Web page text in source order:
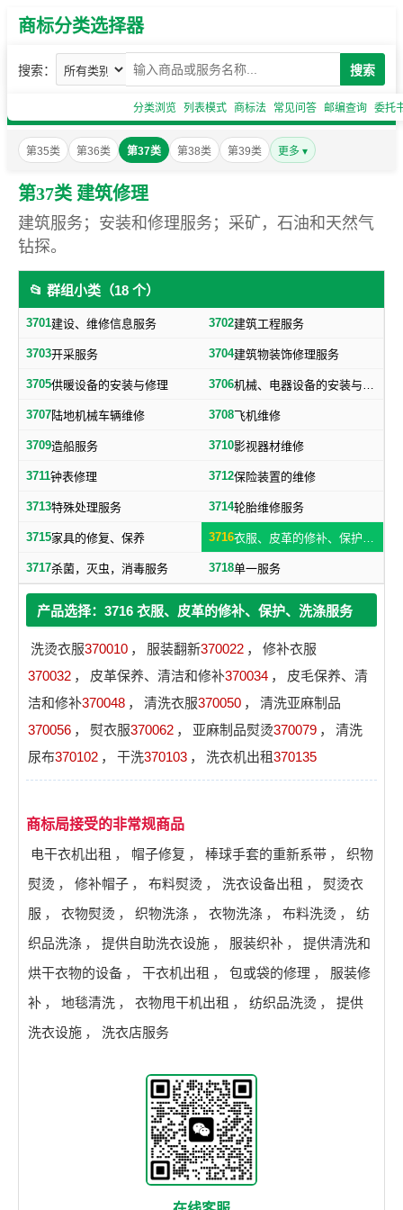
商标分类选择器
搜索： 搜索
分类浏览 列表模式 商标法 常见问答 邮编查询 委托
第35类 第36类 第37类 第38类 第39类 更多 ▾
第37类 建筑修理
建筑服务；安装和修理服务；采矿，石油和天然气
钻探。
📂 群组小类（18 个）
3701建设、维修信息服务 3702建筑工程服务
3703开采服务 3704建筑物装饰修理服务
3705供暖设备的安装与修理 3706 机械、电器设备的安装与修理
3707陆地机械车辆维修 3708飞机维修
3709造船服务 3710影视器材维修
3711钟表修理 3712保险装置的维修
3713特殊处理服务 3714轮胎维修服务
3715家具的修复、保养 3716 衣服、皮革的修补、保护、洗涤服务
3717杀菌，灭虫，消毒服务 3718单一服务
产品选择：3716 衣服、皮革的修补、保护、洗涤服务
洗烫衣服370010 ， 服装翻新370022 ，
修补衣服
370032 ， 皮革保养、清洁和修补370034 ，
皮毛保养、清
洁和修补370048 ， 清洗衣服370050 ，
清洗亚麻制品
370056 ， 熨衣服370062 ， 亚麻制品熨烫370079 ，
清洗
尿布370102 ， 干洗370103 ， 洗衣机出租370135
商标局接受的非常规商品
电干衣机出租 ， 帽子修复 ， 棒球手套的重新系带 ，
织物
熨烫 ， 修补帽子 ， 布料熨烫 ， 洗衣设备出租 ，
熨烫衣
服 ， 衣物熨烫 ， 织物洗涤 ， 衣物洗涤 ， 布料洗烫 ，
纺
织品洗涤 ， 提供自助洗衣设施 ， 服装织补 ，
提供清洗和
烘干衣物的设备 ， 干衣机出租 ， 包或袋的修理 ，
服装修
补 ， 地毯清洗 ， 衣物甩干机出租 ， 纺织品洗烫 ，
提供
洗衣设施 ， 洗衣店服务